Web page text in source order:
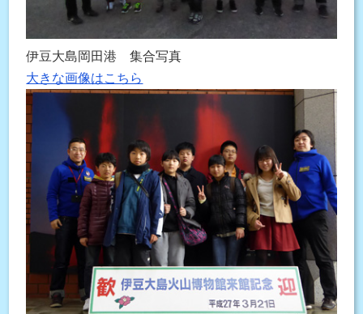
伊豆大島岡田港 集合写真
大きな画像はこちら